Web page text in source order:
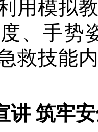
用模拟
、手势
救技能
讲 筑牢